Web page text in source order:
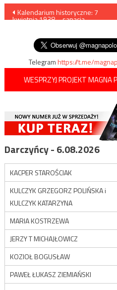
Nawigacja
Kalendarium historyczne: 7
kwietnia 1938 – sanacja
Telegramhttps://t.me/
WESPRZYJ PROJEKT MAGNA
Darczyńcy - 6.08.2026
KACPER STAROŚCIAK
KULCZYK GRZEGORZ POLIŃSKA i
KULCZYK KATARZYNA
MARIA KOSTRZEWA
JERZY T MICHAJŁOWICZ
KOZIOŁ BOGUSŁAW
PAWEŁ ŁUKASZ ZIEMIAŃSKI